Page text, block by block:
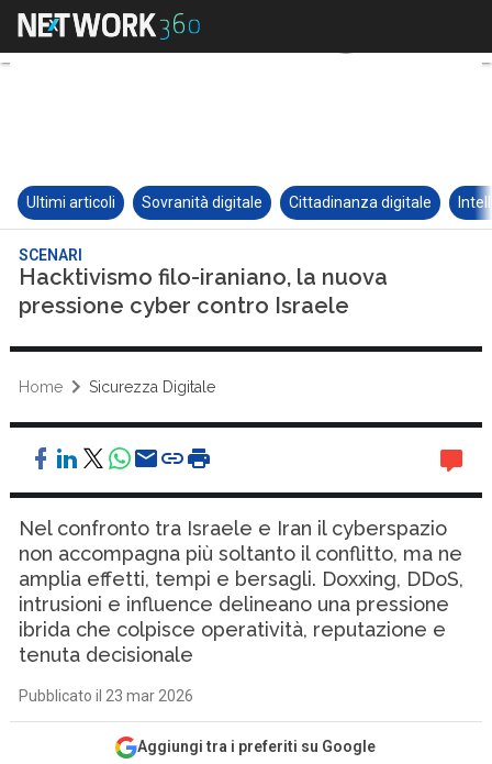
Ultimi articoli Sovranità digitale Cittadinanza digitale
SCENARI
Hacktivismo filo-iraniano, la nuova
pressione cyber contro Israele
Home Sicurezza Digitale
Nel confronto tra Israele e Iran il cyberspazio
non accompagna più soltanto il conflitto, ma ne
amplia effetti, tempi e bersagli. Doxxing, DDoS,
intrusioni e influence delineano una pressione
ibrida che colpisce operatività, reputazione e
tenuta decisionale
Pubblicato il 23 mar 2026
Aggiungi tra i preferiti su Google